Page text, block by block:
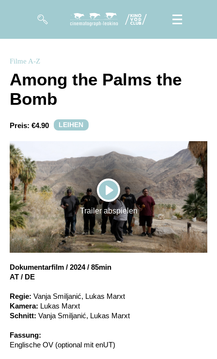
Magazin
Events
So geht’s
Filmpakete
Gutscheine
& Filmpässe
Account
Suche
Filme A-Z
Among the Palms the
Bomb
Preis: €4.90 LEIHEN
PLAY
Trailer abspielen
Dokumentarfilm / 2024 / 85min
AT / DE
Regie: Vanja Smiljanić, Lukas Marxt
Kamera: Lukas Marxt
Schnitt: Vanja Smiljanić, Lukas Marxt
Fassung:
Englische OV (optional mit enUT)